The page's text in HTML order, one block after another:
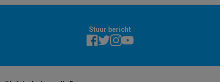
Stuur bericht